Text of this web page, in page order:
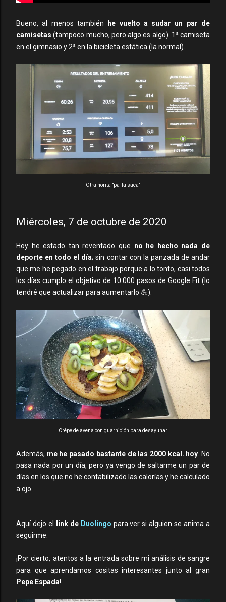
Bueno, al menos también
he vuelto a sudar un par de
camisetas (tampoco mucho, pero algo es algo). 1ª camiseta
en el gimnasio y 2ª en la bicicleta estática (la normal).
Otra horita "pa' la saca"
Miércoles, 7 de octubre de 2020
Hoy he estado tan reventado que no he hecho nada de
deporte en todo el día; sin contar con la panzada de andar
que me he pegado en el trabajo porque a lo tonto, casi todos
los días cumplo el objetivo de 10.000 pasos de Google Fit (lo
tendré que actualizar para aumentarlo 💪).
Crêpe de avena con guarnición para desayunar
Además, me he pasado bastante de las 2000 kcal. hoy . No
pasa nada por un día, pero ya vengo de saltarme un par de
días en los que no he contabilizado las calorías y he calculado
a ojo.
Aquí dejo el link de Duolingo para ver si alguien se anima a
seguirme.
¡Por cierto, atentos a la entrada sobre mi análisis de sangre
para que aprendamos cositas interesantes junto al gran
Pepe Espada!